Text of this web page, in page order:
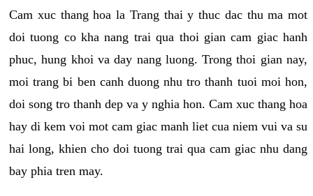
Cam xuc thang hoa la Trang thai y thuc dac thu ma mot
doi tuong co kha nang trai qua thoi gian cam giac hanh
phuc, hung khoi va day nang luong. Trong thoi gian nay,
moi trang bi ben canh duong nhu tro thanh tuoi moi hon,
doi song tro thanh dep va y nghia hon. Cam xuc thang hoa
hay di kem voi mot cam giac manh liet cua niem vui va su
hai long, khien cho doi tuong trai qua cam giac nhu dang
bay phia tren may.